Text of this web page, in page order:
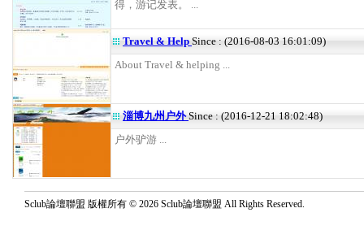
得，游记发表。 ...
Travel & Help Since : (2016-08-03 16:01:09)
About Travel & helping ...
淄博九州户外Since : (2016-12-21 18:02:48)
户外驴游 ...
Sclub論壇聯盟 版權所有 © 2026 Sclub論壇聯盟 All Rights Reserved.